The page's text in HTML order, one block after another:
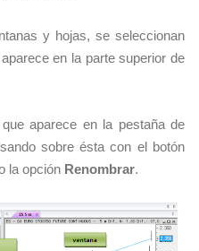
y hojas, se seleccionan
en la parte superior de
aparece en la pestaña de
sobre ésta con el botón
la opción Renombrar.